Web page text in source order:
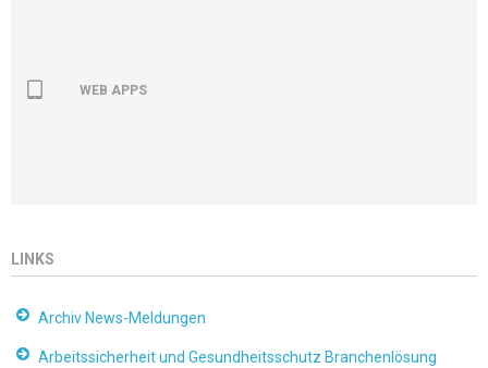
WEB APPS
LINKS
Archiv News-Meldungen
Arbeitssicherheit und Gesundheitsschutz Branchenlösung